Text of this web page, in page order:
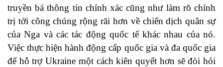
truyền bá thông tin chính xác cũng như làm rõ chính
trị tới công chúng rộng rãi hơn về chiến dịch quân sự
của Nga và các tác động quốc tế khác nhau của nó.
Việc thực hiện hành động cấp quốc gia và đa quốc gia
để hỗ trợ Ukraine một cách kiên quyết hơn sẽ đòi hỏi